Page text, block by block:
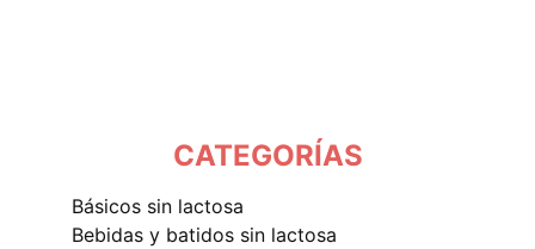
CATEGORÍAS
básicos sin lactosa
bebidas y batidos sin lactosa